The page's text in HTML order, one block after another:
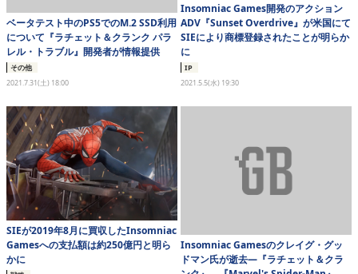
ベータテスト中のPS5でのM.2 SSD利用
について『ラチェット＆クランク パラ
レル・トラブル』開発者が情報提供
その他
2021.7.31(土) 18:00
Insomniac Games開発のアクション
ADV『Sunset Overdrive』が米国にて
SIEにより商標登録されたことが明らか
に
IP
2021.5.5(水) 19:30
SIEが2019年8月に買収したInsomniac
Gamesへの支払額は約250億円と明ら
かに
Insomniac Gamesのクレイグ・グッ
ドマン氏が逝去―『ラチェット＆クラ